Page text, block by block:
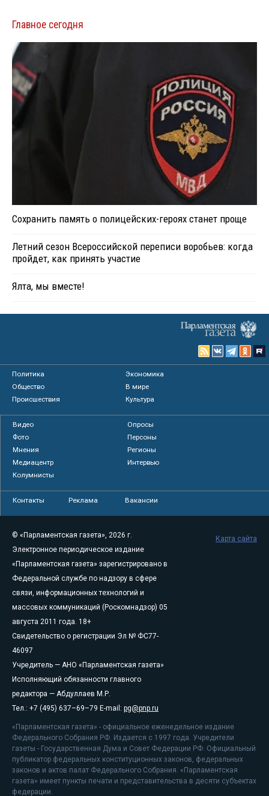
Главное сегодня
Сохранить память о полицейских-героях станет проще
Летний сезон Всероссийской переписи воробьев: когда
пройдет, как принять участие
Ялта, мы вместе!
Политика
Экономика
Общество
В мире
Происшествия
Культура
Видео
Опросы
Фото
Персоны
Мнения
Регионы
Медиацентр
Интервью
Колумнисты
Контакты Реклама Вакансии
© «Парламентская газета», 2026 г.
Электронное периодическое издание
«Парламентская газета» зарегистрировано в
Федеральной службе по надзору в сфере
связи, информационных технологий и
массовых коммуникаций (Роскомнадзор) 05
августа 2011 года. 18+
Свидетельство о регистрации Эл № ФС77-
46097
Учредитель — АНО «Парламентская газета»
Исполняющий обязанности главного
редактора — Абдуллаев М.Р.
Тел.: +7 (495) 637–69–79 E-mail: pg@pnp.ru
«Парламентская газета» - официальное еженедельное издание
Федерального Собрания РФ. Издается с 1997 года. Учредители
газеты - Государственная Дума и Совет Федерации РФ. Официальный
публикатор федеральных конституционных законов, федеральных
законов и актов палат Федерального Собрания. «Парламентская
газета» имеет пункты печати и представительства в десяти субъектах
федерации.
Карта сайта